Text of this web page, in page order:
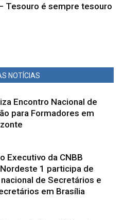
Tesouro é sempre tesouro
NOTÍCIAS
Encontro Nacional de
para Formadores em
Executivo da CNBB
1 participa de
de Secretários e
em Brasília